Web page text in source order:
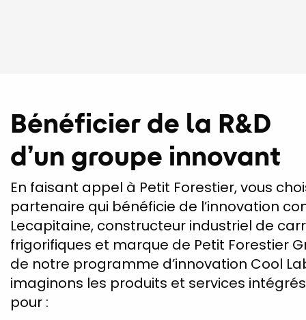
Bénéficier de la R&D
d’un groupe innovant
En faisant appel à Petit Forestier, vous
partenaire qui bénéficie de l’innovation
Lecapitaine, constructeur industriel de
frigorifiques et marque de Petit Forestier
de notre programme d’innovation Cool
imaginons les produits et services
pour :